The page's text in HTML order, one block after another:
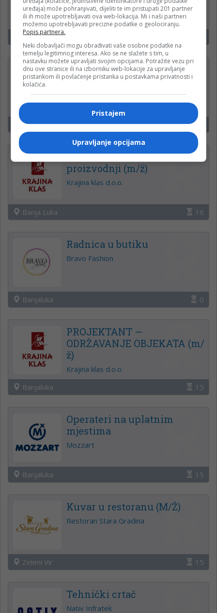
Banjaluka
Operateri na uplatnim
mjestima
WWin kladionica
Čelinac, Kneževo, Derventa 16
Administrativni radnik u
proizvodnji (m/ž)
Krajina klas d.o.o.
Banja Luka 16
Radnica u butiku
Bravo Fashion
Banjaluka 0
PROJEKTANT —
ODRŽAVANJE OBJEKATA (m/
ž)
Krajina klas d.o.o.
Banjaluka
15
Operateri na uplatnim
mjestima
Mozzart
Banjaluka 15
Kuvar u restoranu (M/Ž)
Restoran Stara Gradina
Zeleni Vir 15
Tehnički crtač
Nativ Infratek
uređaja) može pohranjivati, dijeliti te im pristupati 201 partner
ili ih može upotrebljavati ova web-lokacija. Mi i naši partneri
možemo upotrebljavati precizne podatke o geolociranju.
Popis partnera.
Neki dobavljači mogu obrađivati vaše osobne podatke na
temelju legitimnog interesa. Ako se ne slažete s tim, u
nastavku možete upravljati svojim opcijama. Potražite vezu pri
dnu ove stranice ili na izborniku web-lokacije za upravljanje
pristankom ili povlačenje pristanka u postavkama privatnosti i
kolačića.
Pristajem
Upravljanje opcijama